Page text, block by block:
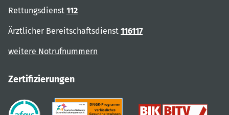
Rettungsdienst 112
Ärztlicher Bereitschaftsdienst 116117
weitere Notrufnummern
Zertifizierungen